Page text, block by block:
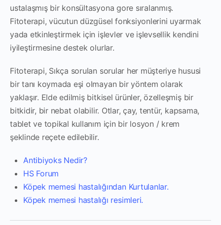
ustalaşmış bir konsültasyona gore sıralanmış.
Fitoterapi, vücutun düzgüsel fonksiyonlerini uyarmak
yada etkinleştirmek için işlevler ve işlevsellik kendini
iyileştirmesine destek olurlar.
Fitoterapi, Sıkça sorulan sorular her müşteriye hususi
bir tanı koymada eşi olmayan bir yöntem olarak
yaklaşır. Elde edilmiş bitkisel ürünler, özelleşmiş bir
bitkidir, bir nebat olabilir. Otlar, çay, tentür, kapsama,
tablet ve topikal kullanım için bir losyon / krem ​​
şeklinde reçete edilebilir.
Antibiyoks Nedir?
HS Forum
Köpek memesi hastalığından Kurtulanlar.
Köpek memesi hastalığı resimleri.